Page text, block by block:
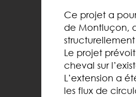
Ce projet a
de Montluçon,
Le projet
cheval sur
L’extension a
les flux de